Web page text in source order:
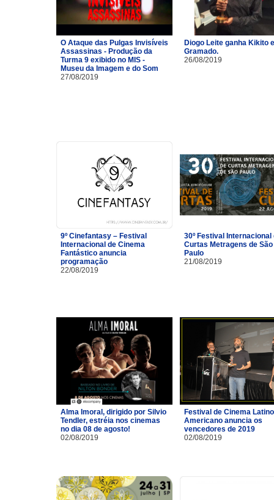
O Ataque das Pulgas Invisíveis
Assassinas - Produção da
Turma 9 exibido no MIS -
Museu da Imagem e do Som
27/08/2019
Diogo Leite ganha Kikito
Gramado.
26/08/2019
9º Cinefantasy – Festival
Internacional de Cinema
Fantástico anuncia
programação
22/08/2019
30º Festival Internacional
Curtas Metragens de São
Paulo
21/08/2019
Alma Imoral, dirigido por Silvio
Tendler, estréia nos cinemas
no dia 08 de agosto!
02/08/2019
Festival de Cinema
Americano anuncia os
vencedores de 2019
02/08/2019